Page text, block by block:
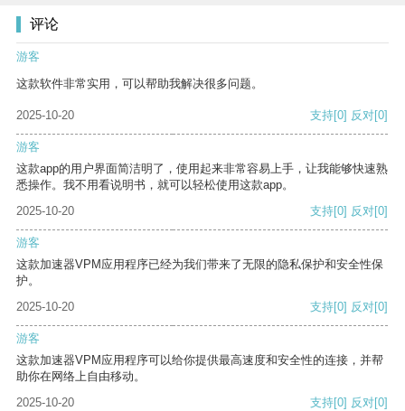
评论
游客
这款软件非常实用，可以帮助我解决很多问题。
2025-10-20 支持[0] 反对[0]
游客
这款app的用户界面简洁明了，使用起来非常容易上手，让我能够快速熟
悉操作。我不用看说明书，就可以轻松使用这款app。
2025-10-20
支持[0] 反对[0]
游客
这款加速器VPM应用程序已经为我们带来了无限的隐私保护和安全性保
护。
2025-10-20
支持[0] 反对[0]
游客
这款加速器VPM应用程序可以给你提供最高速度和安全性的连接，并帮
助你在网络上自由移动。
2025-10-20
支持[0] 反对[0]